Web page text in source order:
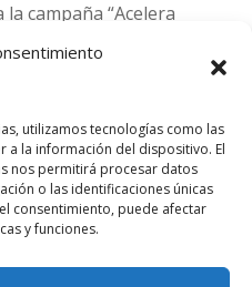
utilizamos tecnologías como las
a la información del dispositivo. El
nos permitirá procesar datos
o las identificaciones únicas
consentimiento, puede afectar
y funciones.
campaña “Acelera
con entradas
1 de Madrid
salud y
sola vivienda